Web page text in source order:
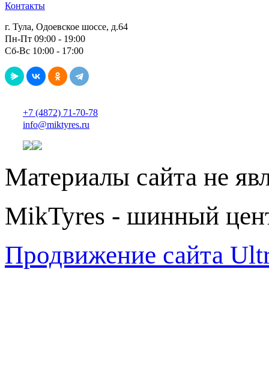
Контакты
г. Тула, Одоевское шоссе, д.64
Пн-Пт 09:00 - 19:00
Сб-Вс 10:00 - 17:00
+7 (4872) 71-70-78
info@miktyres.ru
Материалы сайта не
MikTyres - шинный
Продвижение сайта